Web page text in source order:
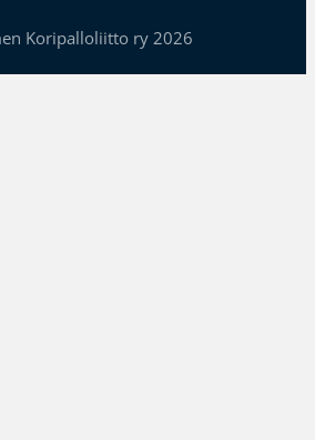
Koripalloliitto ry 2026